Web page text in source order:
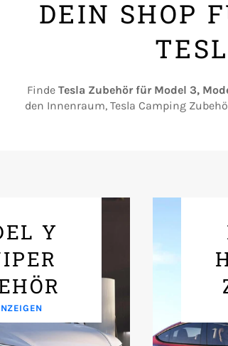
DEIN SHOP
Finde Tesla Zubehör für Model 3,
den Innenraum, Tesla Camping
Y